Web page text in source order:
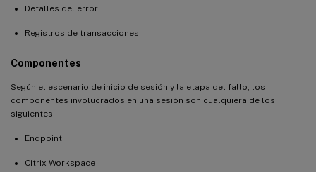
Detalles del error
Registros de transacciones
Componentes
Según el escenario de inicio de sesión y la etapa del fallo, los
componentes involucrados en una sesión son cualquiera de los
siguientes:
Endpoint
Citrix Workspace